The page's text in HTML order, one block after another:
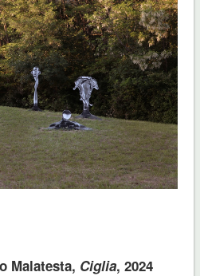
Malatesta, Ciglia, 2024